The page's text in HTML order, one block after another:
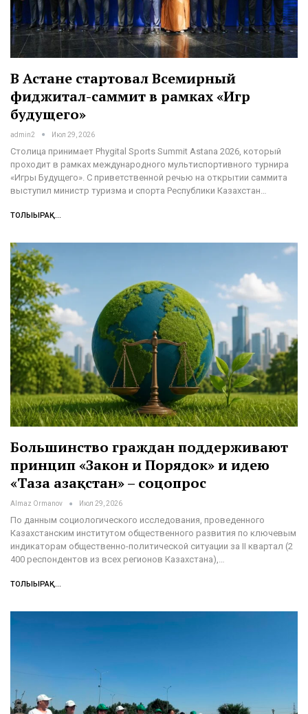
В Астане стартовал Всемирный
фиджитал-саммит в рамках «Игр
будущего»
admin2 Июл 29, 2026
Столица принимает Phygital Sports Summit Astana 2026, который
проходит в рамках международного мультиспортивного турнира
«Игры Будущего». С приветственной речью на открытии саммита
выступил министр туризма и спорта Республики Казахстан…
ТОЛЫҒЫРАҚ...
Большинство граждан поддерживают
принцип «Закон и Порядок» и идею
«Таза Қазақстан» – соцопрос
Almaz Ormanov Июл 29, 2026
По данным социологического исследования, проведенного
Казахстанским институтом общественного развития по ключевым
индикаторам общественно-политической ситуации за II квартал (2
400 респондентов из всех регионов Казахстана),…
ТОЛЫҒЫРАҚ...